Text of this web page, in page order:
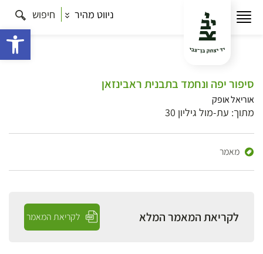
ניווט מהיר חיפוש
סיפור יפה ונחמד בתבנית ראבינזאן
אוריאל אופק
מתוך: עת-מול גיליון 30
מאמר
לקריאת המאמר המלא לקריאת המאמר